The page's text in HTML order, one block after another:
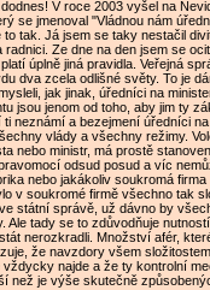
V roce 2003 vyšel na
se jmenoval "Vládnou nám
to tak. Já jsem se taky nestačil
radnici. Ze dne na den jsem se
úplně jiná pravidla. Veřejná
dva zcela odlišné světy. To je
jak jinak, úředníci na
jsou jenom od toho, aby jim ty
ti neznámí a bezejmení úředníci
vlády a všechny režimy.
nebo ministr, má prostě
odsud posud a víc
nebo jakákoliv soukromá
v soukromé firmě všechno tak
státní správě, už dávno by
Ale tady se to zdůvodňuje
nerozkradli. Množství afér,
že navzdory všem
najde a že ty kontrolní
než je výše skutečně